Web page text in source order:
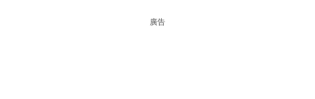
廣告